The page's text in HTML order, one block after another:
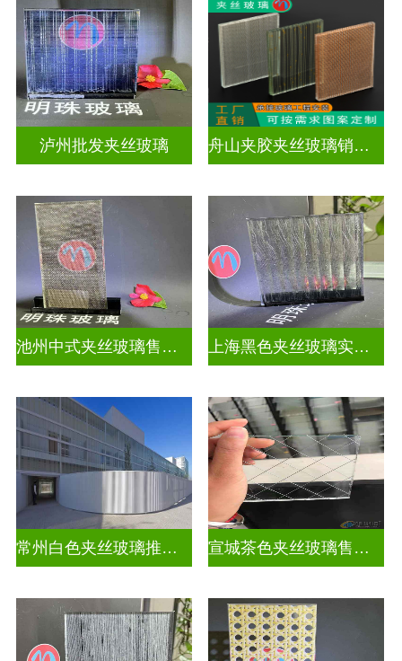
泸州批发夹丝玻璃 舟山夹胶夹丝玻璃销售店
池州中式夹丝玻璃售价多少 上海黑色夹丝玻璃实体工厂
常州白色夹丝玻璃推荐货源 宣城茶色夹丝玻璃售价多少钱